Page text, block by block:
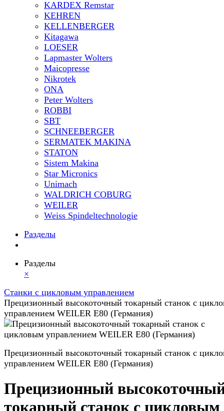
KARDEX Remstar
KEHREN
KELLENBERGER
Kitagawa
LOESER
Lapmaster Wolters
Maicopresse
Nikrotek
ONA
Peter Wolters
ROBBI
SBT
SCHNEEBERGER
SERMATEK MAKINA
STATON
Sistem Makina
Star Micronics
Unimach
WALDRICH COBURG
WEILER
Weiss Spindeltechnologie
Разделы
Разделы
×
Станки с цикловым управлением
Прецизионный высокоточный токарный станок с
управлением WEILER E80 (Германия)
Прецизионный высокоточный токарный станок с
управлением WEILER E80 (Германия)
Прецизионный
токарный станок с цикловым